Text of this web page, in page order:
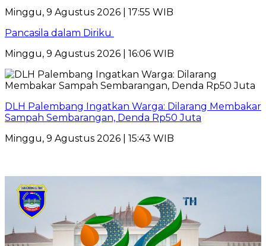
Minggu, 9 Agustus 2026 | 17:55 WIB
Pancasila dalam Diriku
Minggu, 9 Agustus 2026 | 16:06 WIB
DLH Palembang Ingatkan Warga: Dilarang Membakar
Sampah Sembarangan, Denda Rp50 Juta
Minggu, 9 Agustus 2026 | 15:43 WIB